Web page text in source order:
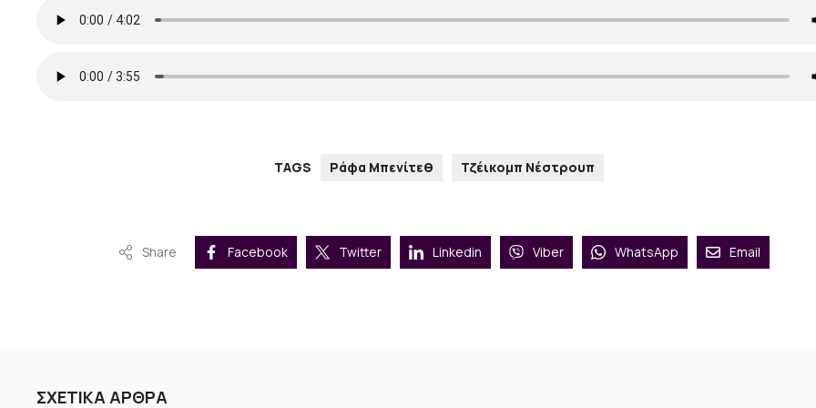
TAGS Ράφα Μπενίτεθ Τζέικομπ Νέστρουπ
Share Facebook Twitter Linkedin Viber WhatsApp Email
ΣΧΕΤΙΚΑ ΑΡΘΡΑ